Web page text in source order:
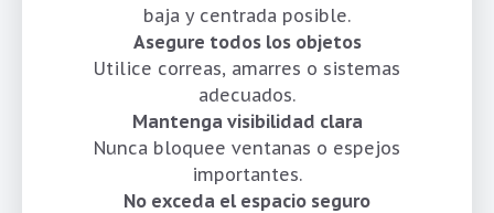
baja y centrada posible.
Asegure todos los objetos
Utilice correas, amarres o sistemas
adecuados.
Mantenga visibilidad clara
Nunca bloquee ventanas o espejos
importantes.
No exceda el espacio seguro